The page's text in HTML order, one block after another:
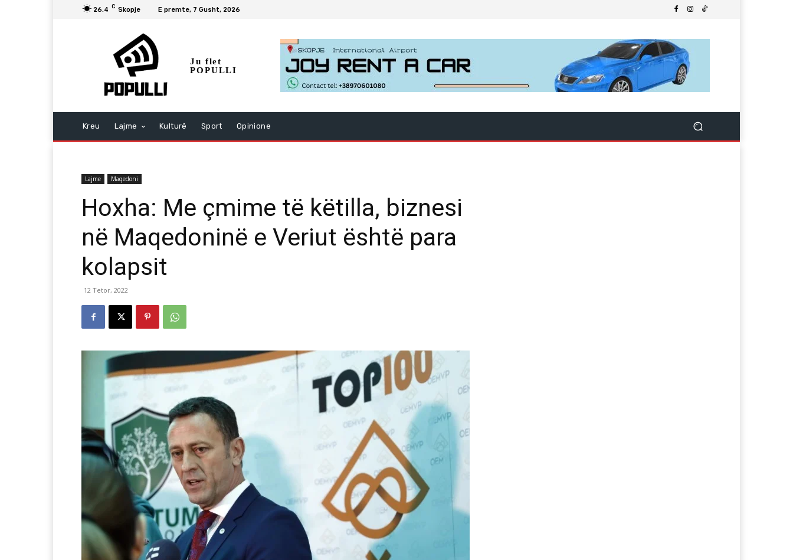
26.4 C Skopje E premte, 7 Gusht, 2026
Ju flet
POPULLI
Kreu Lajme Kulturë Sport Opinione
Lajme Maqedoni
Hoxha: Me çmime të këtilla, biznesi
në Maqedoninë e Veriut është para
kolapsit
12 Tetor, 2022